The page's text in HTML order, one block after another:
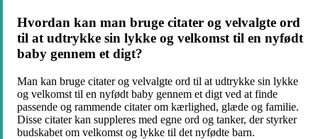
Hvordan kan man bruge citater og velvalgte ord
til at udtrykke sin lykke og velkomst til en nyfødt
baby gennem et digt?
Man kan bruge citater og velvalgte ord til at udtrykke sin lykke
og velkomst til en nyfødt baby gennem et digt ved at finde
passende og rammende citater om kærlighed, glæde og familie.
Disse citater kan suppleres med egne ord og tanker, der styrker
budskabet om velkomst og lykke til det nyfødte barn.